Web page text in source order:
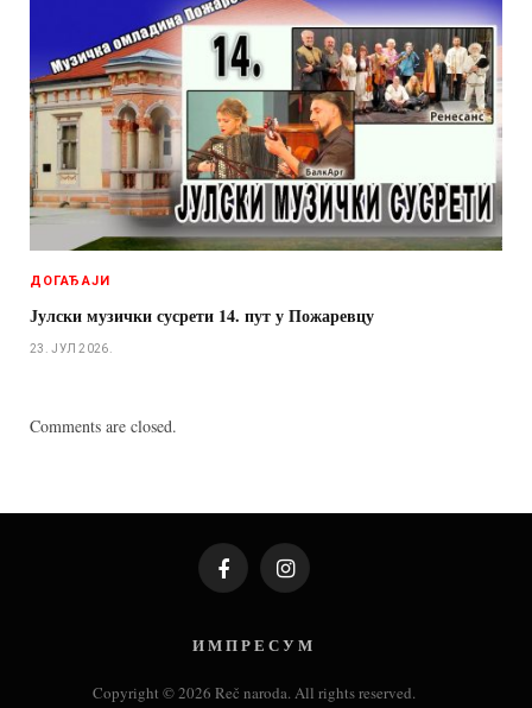
ДОГАЂАЈИ
Јулски музички сусрети 14. пут у Пожаревцу
23. ЈУЛ 2026.
Comments are closed.
FacebookInstagram
И М П Р Е С У М
Copyright © 2026 Reč naroda. All rights reserved.